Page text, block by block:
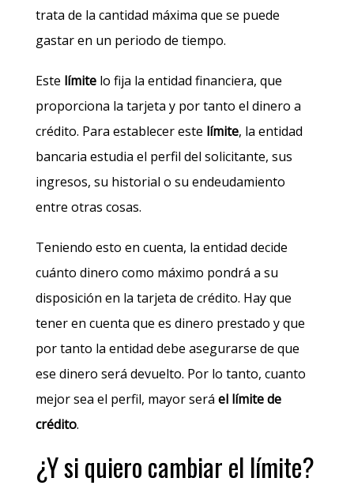
trata de la cantidad máxima que se puede
gastar en un periodo de tiempo.
Este límitelo fija la entidad financiera, que
proporciona la tarjeta y por tanto el dinero a
crédito. Para establecer este límite, la entidad
bancaria estudia el perfil del solicitante, sus
ingresos, su historial o su endeudamiento
entre otras cosas.
Teniendo esto en cuenta, la entidad decide
cuánto dinero como máximo pondrá a su
disposición en la tarjeta de crédito. Hay que
tener en cuenta que es dinero prestado y que
por tanto la entidad debe asegurarse de que
ese dinero será devuelto. Por lo tanto, cuanto
mejor sea el perfil, mayor será el límite de
crédito.
¿Y si quiero cambiar el límite?